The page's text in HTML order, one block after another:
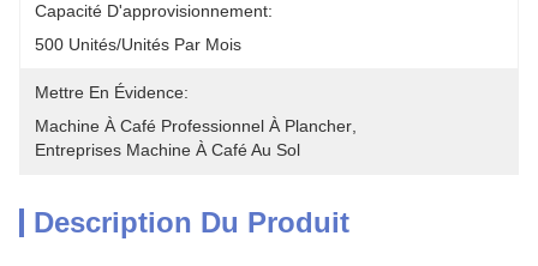
Capacité D'approvisionnement:
500 Unités/unités Par Mois
Mettre En Évidence:
Machine À Café Professionnel À Plancher
Entreprises Machine À Café Au Sol
Description Du Produit